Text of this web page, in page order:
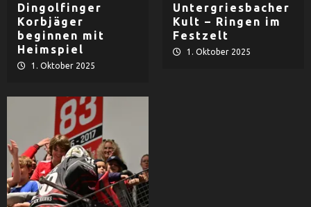
Dingolfinger
Korbjäger
beginnen mit
Heimspiel
1. Oktober 2025
Untergriesbacher
Kult – Ringen im
Festzelt
1. Oktober 2025